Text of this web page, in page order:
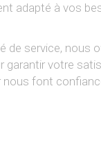
adapté à vos
de service, nous
votre
font